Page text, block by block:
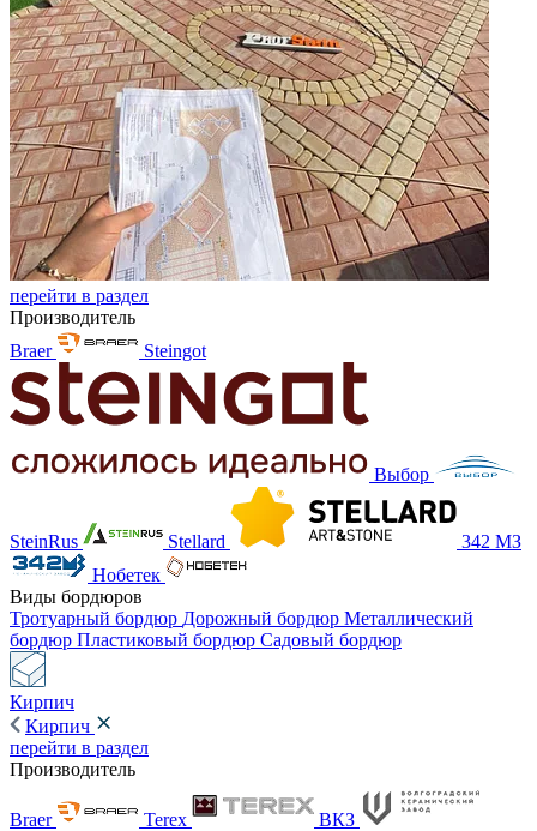
перейти в раздел
Производитель
Braer
Steingot
Выбор
SteinRus Stellard
342 МЗ
Нобетек
Виды бордюров
Тротуарный бордюр Дорожный бордюр Металлический
бордюр Пластиковый бордюр Садовый бордюр
Кирпич
Кирпич
перейти в раздел
Производитель
Braer Terex ВКЗ